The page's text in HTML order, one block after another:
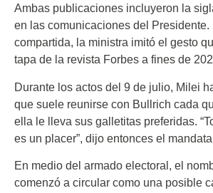
Ambas publicaciones incluyeron la
en las comunicaciones del Presidente.
compartida, la ministra imitó el gesto
tapa de la revista Forbes a fines de
Durante los actos del 9 de julio, Milei
que suele reunirse con Bullrich cada
ella le lleva sus galletitas preferidas.
es un placer”, dijo entonces el
En medio del armado electoral, el
comenzó a circular como una posible